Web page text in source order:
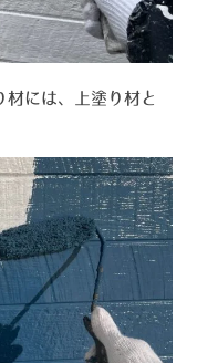
材には、上塗り材と